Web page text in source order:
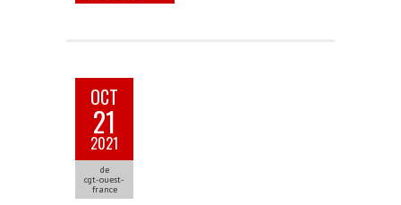
OCT
21
2021
de
cgt-ouest-
france